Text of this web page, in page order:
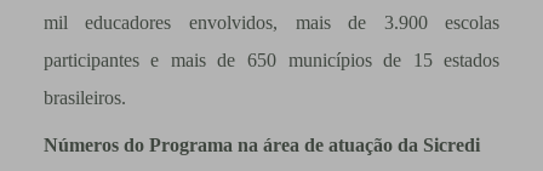
mil educadores envolvidos, mais de 3.900 escolas
participantes e mais de 650 municípios de 15 estados
brasileiros.
Números do Programa na área de atuação da Sicredi